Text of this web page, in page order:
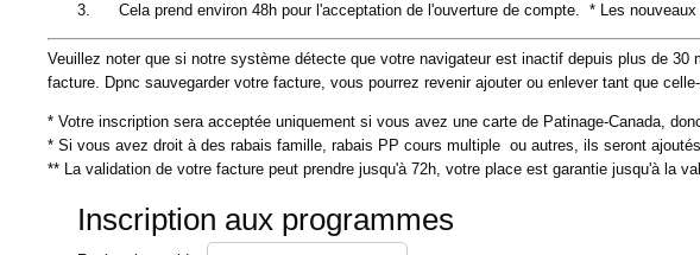
Cela prend environ 48h pour l'acceptation de l'ouverture de compte. * Les
Veuillez noter que si notre système détecte que votre navigateur est inactif depuis plus de
facture. Dpnc sauvegarder votre facture, vous pourrez revenir ajouter ou enlever tant que
* Votre inscription sera acceptée uniquement si vous avez une carte de Patinage-Canada,
* Si vous avez droit à des rabais famille, rabais PP cours multiple ou autres, ils seront
** La validation de votre facture peut prendre jusqu'à 72h, votre place est garantie jusqu'à la
Inscription aux programmes